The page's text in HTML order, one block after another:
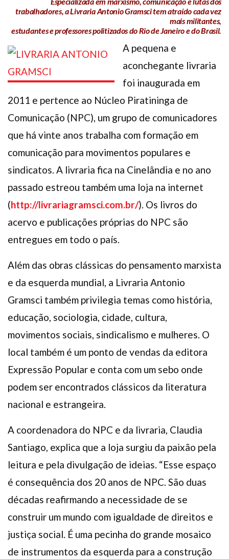
trabalhadores, a Livraria Antonio Gramsci tem atraído cada vez
mais militantes,
estudantes e professores politizados do Rio de Janeiro e do Brasil.
A pequena e
aconchegante livraria
foi inaugurada em
2011 e pertence ao Núcleo Piratininga de
Comunicação (NPC), um grupo de comunicadores
que há vinte anos trabalha com formação em
comunicação para movimentos populares e
sindicatos. A livraria fica na Cinelândia e no ano
passado estreou também uma loja na internet
(http://livrariagramsci.com.br/). Os livros do
acervo e publicações próprias do NPC são
entregues em todo o país.
Além das obras clássicas do pensamento marxista
e da esquerda mundial, a Livraria Antonio
Gramsci também privilegia temas como história,
educação, sociologia, cidade, cultura,
movimentos sociais, sindicalismo e mulheres. O
local também é um ponto de vendas da editora
Expressão Popular e conta com um sebo onde
podem ser encontrados clássicos da literatura
nacional e estrangeira.
A coordenadora do NPC e da livraria, Claudia
Santiago, explica que a loja surgiu da paixão pela
leitura e pela divulgação de ideias. “Esse espaço
é consequência dos 20 anos de NPC. São duas
décadas reafirmando a necessidade de se
construir um mundo com igualdade de direitos e
justiça social. É uma pecinha do grande mosaico
de instrumentos da esquerda para a construção
Plano de Saúde
FacebookInstagramTwitter